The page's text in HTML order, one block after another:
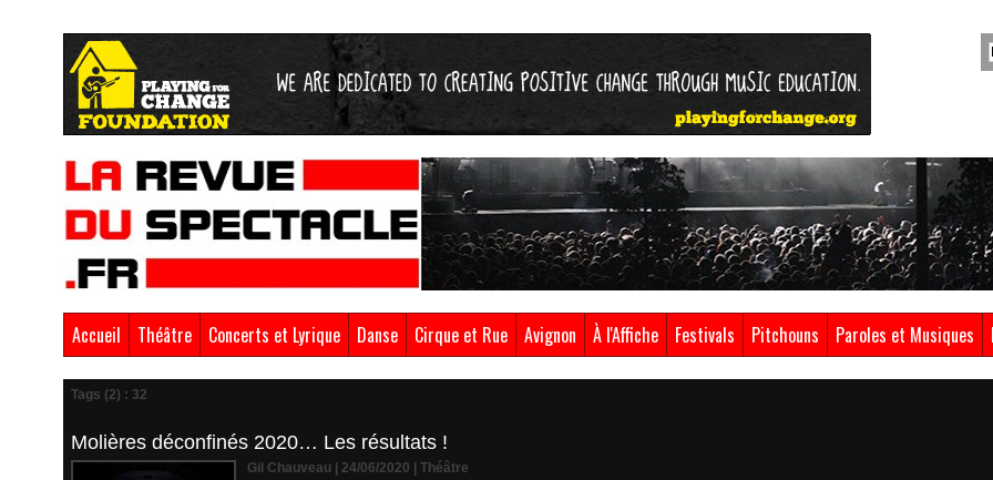
Accueil Théâtre Concerts et Lyrique Danse Cirque et Rue Avignon À l'Affiche Festivals Pitchouns Paroles et Musiques
Tags (2) : 32
Molières déconfinés 2020… Les résultats !
Gil Chauveau | 24/06/2020
Théâtre